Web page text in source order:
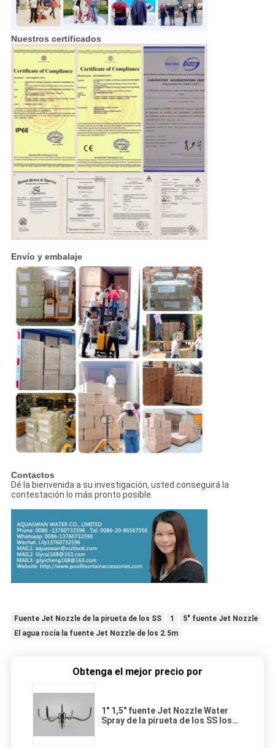
Nuestros certificados
Envío y embalaje
Contactos
Dé la bienvenida a su investigación, usted conseguirá la
contestación lo más pronto posible.
Fuente Jet Nozzle de la pirueta de los SS 1
5" fuente Jet Nozzle
El agua rocía la fuente Jet Nozzle de los 2.5m
Obtenga el mejor precio por
1" 1,5" fuente Jet Nozzle Water
Spray de la pirueta de los SS los